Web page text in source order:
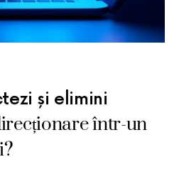
și elimini
într-un